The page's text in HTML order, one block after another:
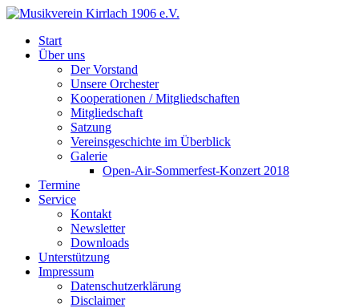
Start
Über uns
Der Vorstand
Unsere Orchester
Kooperationen / Mitgliedschaften
Mitgliedschaft
Satzung
Vereinsgeschichte im Überblick
Galerie
Open-Air-Sommerfest-Konzert 2018
Termine
Service
Kontakt
Newsletter
Downloads
Unterstützung
Impressum
Datenschutzerklärung
Disclaimer